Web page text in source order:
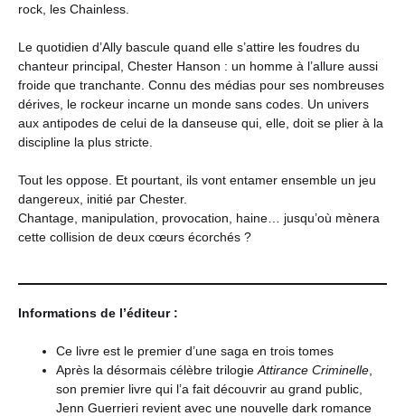
rock, les Chainless.
Le quotidien d’Ally bascule quand elle s’attire les foudres du
chanteur principal, Chester Hanson : un homme à l’allure aussi
froide que tranchante. Connu des médias pour ses nombreuses
dérives, le rockeur incarne un monde sans codes. Un univers
aux antipodes de celui de la danseuse qui, elle, doit se plier à la
discipline la plus stricte.
Tout les oppose. Et pourtant, ils vont entamer ensemble un jeu
dangereux, initié par Chester.
Chantage, manipulation, provocation, haine… jusqu’où mènera
cette collision de deux cœurs écorchés ?
Informations de l’éditeur :
Ce livre est le premier d’une saga en trois tomes
Après la désormais célèbre trilogie Attirance Criminelle
son premier livre qui l’a fait découvrir au grand public,
Jenn Guerrieri revient avec une nouvelle dark romance